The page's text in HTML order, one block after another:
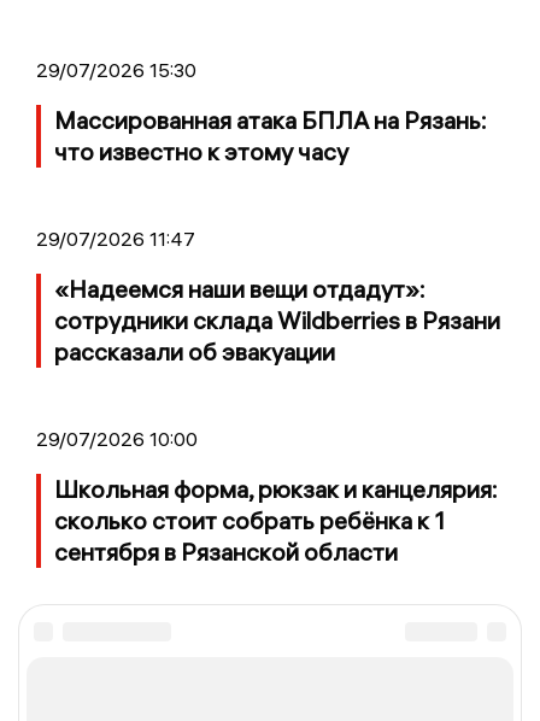
29/07/2026 15:30
Массированная атака БПЛА на Рязань:
что известно к этому часу
29/07/2026 11:47
«Надеемся наши вещи отдадут»:
сотрудники склада Wildberries в Рязани
рассказали об эвакуации
29/07/2026 10:00
Школьная форма, рюкзак и канцелярия:
сколько стоит собрать ребёнка к 1
сентября в Рязанской области